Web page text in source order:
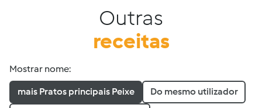
Outras
receitas
Mostrar nome:
mais Pratos principais Peixe Do mesmo utilizador